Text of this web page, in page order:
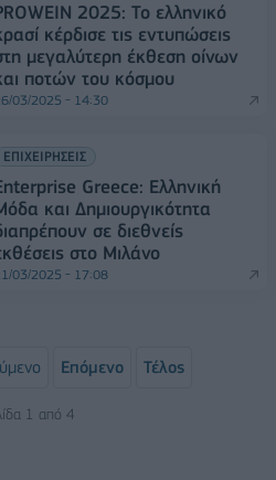
2025: Το ελληνικό
κέρδισε τις εντυπώσεις
μεγαλύτερη έκθεση οίνων
ποτών του κόσμου
03/2025 - 14:30
ΕΠΙΧΕΙΡΗΣΕΙΣ
Greece: Ελληνική
και Δημιουργικότητα
σε διεθνείς
στο Μιλάνο
03/2025 - 17:08
Επόμενο Τέλος
1 από 4